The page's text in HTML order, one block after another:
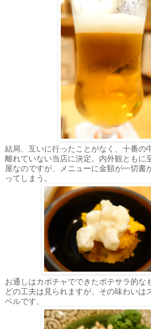
結局、互いに行ったことがなく、十番の
離れていない当店に決定。内外観ともに
屋なのですが、メニューに金額が一切書
ってしまう。
お通しはカボチャでできたポテサラ的な
どの工夫は見られますが、その味わいは
ベルです。